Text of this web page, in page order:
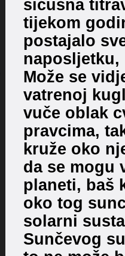
sićušna
tijekom
postajalo
naposljetku,
Može se
vatrenoj
vuče oblak
pravcima,
kruže oko
da se mogu
planeti, baš
oko tog
solarni
Sunčevog